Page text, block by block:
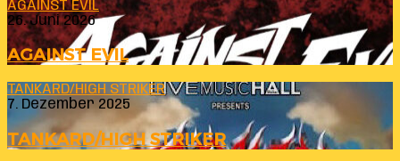
AGAINST EVIL
26. Juni 2026
AGAINST EVIL
TANKARD/HIGH STRIKER
7. Dezember 2025
TANKARD/HIGH STRIKER